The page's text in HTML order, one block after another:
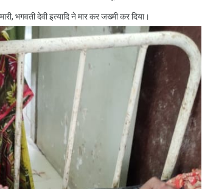
भगवती देवी इत्यादि ने मार कर जख्मी कर दिया।